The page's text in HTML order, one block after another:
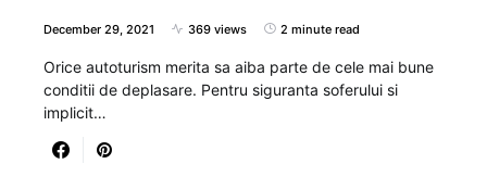
December 29, 2021 369 views 2 minute read
Orice autoturism merita sa aiba parte de cele mai bune
conditii de deplasare. Pentru siguranta soferului si
implicit…